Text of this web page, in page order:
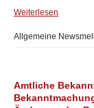
Weiterlesen
Allgemeine
Amtliche